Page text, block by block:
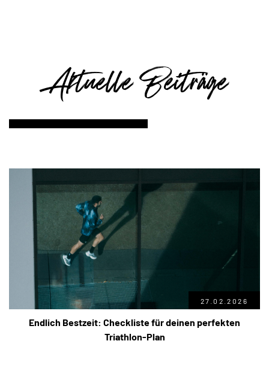
Aktuelle Beiträge
27.02.2026
Endlich Bestzeit: Checkliste für deinen perfekten
Triathlon-Plan